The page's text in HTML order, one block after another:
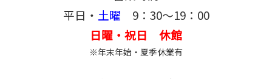
平日・ 土曜 9：30～19：00
日曜・祝日 休館
※年末年始・夏季休業有